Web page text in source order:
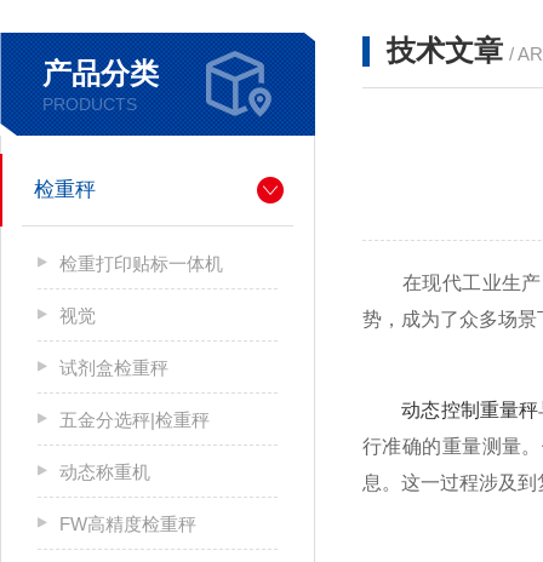
产品分类
PRODUCTS
检重秤
检重打印贴标一体机
视觉
试剂盒检重秤
五金分选秤|检重秤
动态称重机
FW高精度检重秤
技术文章 /
在现代工业生产、
势，成为了众多场
动态控制重量秤
行准确的重量测量
息。这一过程涉及